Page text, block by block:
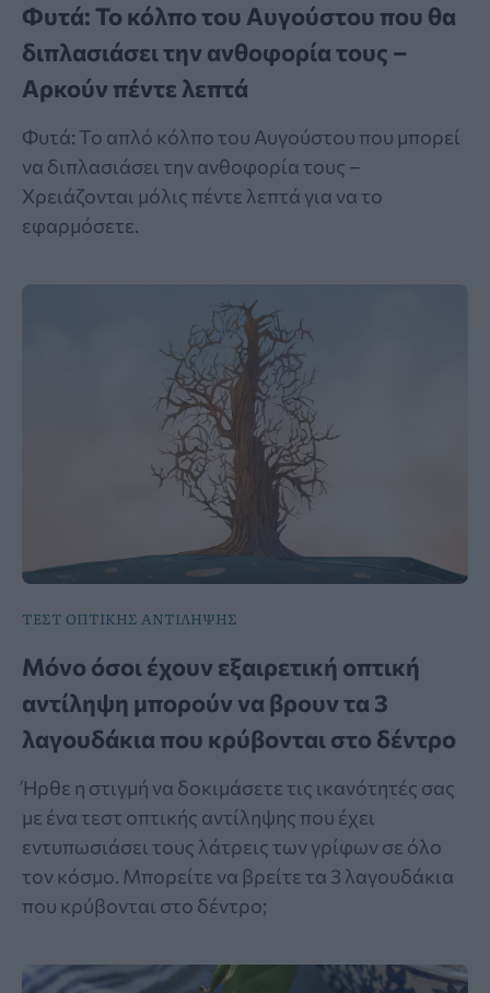
Φυτά: Το κόλπο του Αυγούστου που θα
διπλασιάσει την ανθοφορία τους –
Αρκούν πέντε λεπτά
Φυτά: Το απλό κόλπο του Αυγούστου που μπορεί
να διπλασιάσει την ανθοφορία τους –
Χρειάζονται μόλις πέντε λεπτά για να το
εφαρμόσετε.
ΤΕΣΤ ΟΠΤΙΚΗΣ ΑΝΤΙΛΗΨΗΣ
Μόνο όσοι έχουν εξαιρετική οπτική
αντίληψη μπορούν να βρουν τα 3
λαγουδάκια που κρύβονται στο δέντρο
Ήρθε η στιγμή να δοκιμάσετε τις ικανότητές σας
με ένα τεστ οπτικής αντίληψης που έχει
εντυπωσιάσει τους λάτρεις των γρίφων σε όλο
τον κόσμο. Μπορείτε να βρείτε τα 3 λαγουδάκια
που κρύβονται στο δέντρο;